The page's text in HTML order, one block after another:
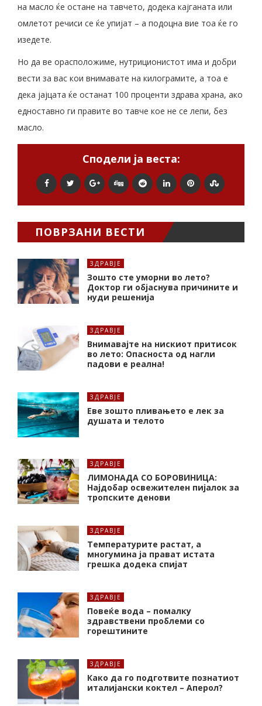
на масло ќе остане на тавчето, додека кајганата или
омлетот речиси се ќе упијат – а подоцна вие тоа ќе го
изедете.
Но да ве орасположиме, нутриционистот има и добри
вести за вас кои внимавате на килограмите, а тоа е
дека јајцата ќе останат 100 проценти здрава храна, ако
едноставно ги правите во тавче кое не се лепи, без
масло.
Сподели ја веста:
ПОВРЗАНИ ВЕСТИ
ЗДРАВЈЕ
Зошто сте уморни во лето?
Доктор ги објаснува причините и
нуди решенија
ЗДРАВЈЕ
Внимавајте на нискиот притисок
во лето: Опасноста од нагли
падови е реална!
ЗДРАВЈЕ
Еве зошто пливањето е лек за
душата и телото
ЗДРАВЈЕ
ЛИМОНАДА СО БОРОВИНИЦА:
Најдобар освежителен пијалок за
тропските денови
ЗДРАВЈЕ
Температурите растат, а
многумина ја прават истата
грешка додека спијат
ЗДРАВЈЕ
Повеќе вода – помалку
здравствени проблеми со
горештините
ЗДРАВЈЕ
Како да го подготвите познатиот
италијански коктел – Аперол?